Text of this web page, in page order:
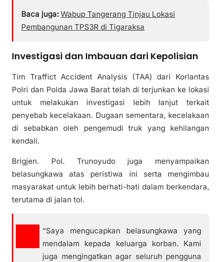
Baca juga: Wabup Tangerang Tinjau Lokasi
Pembangunan TPS3R di Tigaraksa
Investigasi dan Imbauan dari Kepolisian
Tim Traffict Accident Analysis (TAA) dari Korlantas
Polri dan Polda Jawa Barat telah di terjunkan ke lokasi
untuk melakukan investigasi lebih lanjut terkait
penyebab kecelakaan. Dugaan sementara, kecelakaan
di sebabkan oleh pengemudi truk yang kehilangan
kendali.
Brigjen. Pol. Trunoyudo juga menyampaikan
belasungkawa atas peristiwa ini serta mengimbau
masyarakat untuk lebih berhati-hati dalam berkendara,
terutama di jalan tol.
“Saya mengucapkan belasungkawa yang
mendalam kepada keluarga korban. Kami
juga mengingatkan agar seluruh pengguna